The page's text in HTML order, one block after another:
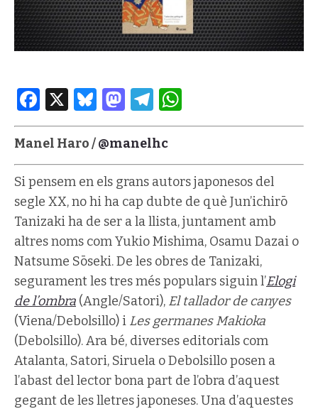
Facebook
X Bluesky
Mastodon
Telegram
Manel Haro /@manelhc
Si pensem en els grans autors japonesos del
segle XX, no hi ha cap dubte de què Jun’ichirō
Tanizaki ha de ser a la llista, juntament amb
altres noms com Yukio Mishima, Osamu Dazai o
Natsume Sōseki. De les obres de Tanizaki,
segurament les tres més populars siguin l’Elogi
de l’ombra (Angle/Satori), El tallador de canyes
(Viena/Debolsillo) i Les germanes Makioka
(Debolsillo). Ara bé, diverses editorials com
Atalanta, Satori, Siruela o Debolsillo posen a
l’abast del lector bona part de l’obra d’aquest
gegant de les lletres japoneses. Una d’aquestes